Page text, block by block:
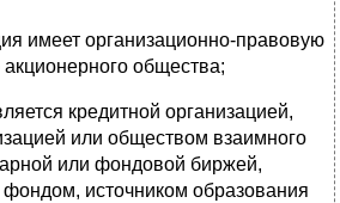
имеет организационно-правовую
общества;
кредитной организацией,
или обществом взаимного
или фондовой биржей,
источником образования